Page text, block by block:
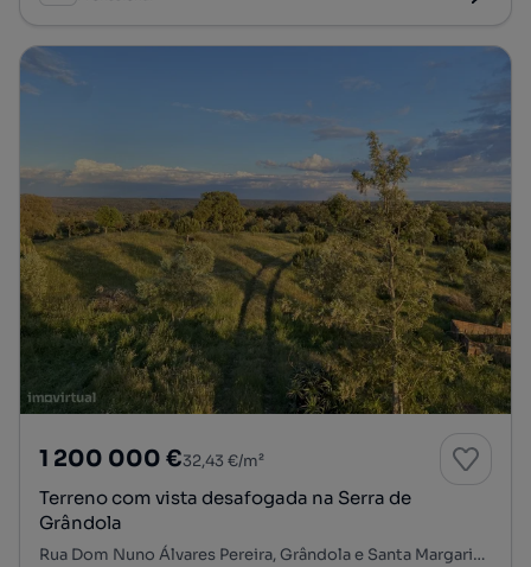
1 200 000 €32,43 €/m²
Terreno com vista desafogada na Serra de
Grândola
Rua Dom Nuno Álvares Pereira, Grândola e Santa Margarida da Serra, Grândola, Setúbal